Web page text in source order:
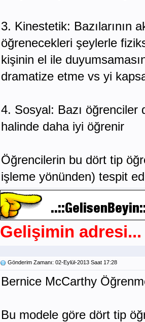
3. Kinestetik: Bazılarının
öğrenecekleri şeylerle
kişinin el ile
dramatize etme vs yi
4. Sosyal: Bazı öğrenciler
halinde daha iyi öğrenir
Öğrencilerin bu dört tip
işleme yönünden) tespit
Gelişimin adresi...
Gönderim Zamanı: 02-Eylül-2013 Saat 17:28
Bernice McCarthy
Bu modele göre dört tip